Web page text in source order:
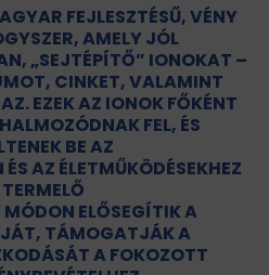
FEJLESZTÉSŰ, VÉNY
AMELY JÓL
„SEJTÉPÍTŐ” IONOKAT –
CINKET, VALAMINT
EZEK AZ IONOK FŐKÉNT
FEL, ÉS
BE AZ
AZ ÉLETMŰKÖDÉSEKHEZ
ELŐSEGÍTIK A
TÁMOGATJÁK A
A FOKOZOTT